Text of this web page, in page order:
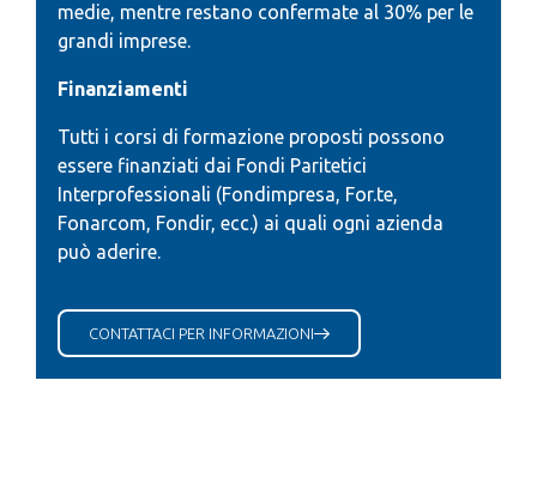
medie, mentre restano confermate al 30% per le
grandi imprese.
Finanziamenti
Tutti i corsi di formazione proposti possono
essere finanziati dai Fondi Paritetici
Interprofessionali (Fondimpresa, For.te,
Fonarcom, Fondir, ecc.) ai quali ogni azienda
può aderire.
CONTATTACI PER INFORMAZIONI